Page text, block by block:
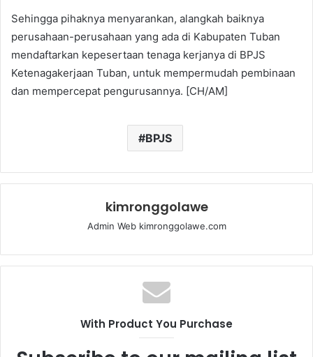
Sehingga pihaknya menyarankan, alangkah baiknya
perusahaan-perusahaan yang ada di Kabupaten Tuban
mendaftarkan kepesertaan tenaga kerjanya di BPJS
Ketenagakerjaan Tuban, untuk mempermudah pembinaan
dan mempercepat pengurusannya. [CH/AM]
BPJS
kimronggolawe
Admin Web kimronggolawe.com
With Product You Purchase